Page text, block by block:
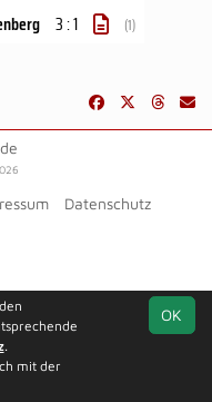
3 : 1 (1)
Datenschutz
OK
.
mit der